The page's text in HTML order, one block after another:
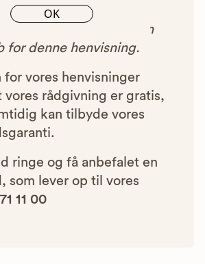
OK anbefalet og
til, betaler bedemanden
for denne henvisning.
for vores henvisninger
vores rådgivning er gratis,
kan tilbyde vores
ringe og få anbefalet en
som lever op til vores
11 00